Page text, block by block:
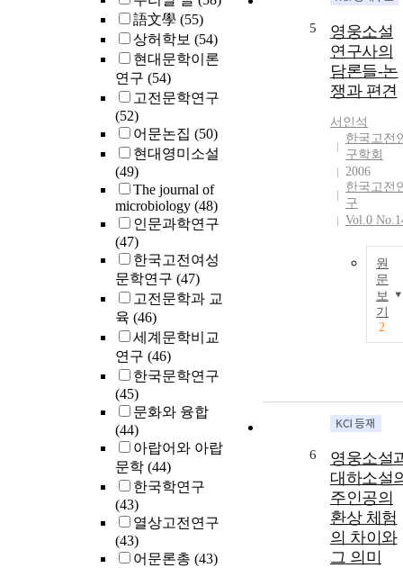
語文學 (55)
상허학보 (54)
현대문학이론
연구 (54)
고전문학연구
(52)
어문논집 (50)
현대영미소설
(49)
The journal of
microbiology (48)
인문과학연구
(47)
한국고전여성
문학연구 (47)
고전문학과 교
육 (46)
세계문학비교
연구 (46)
한국문학연구
(45)
문화와 융합
(44)
아랍어와 아랍
문학 (44)
한국학연구
(43)
열상고전연구
(43)
어문론총 (43)
5
영웅소설
연구사의
담론들-논
쟁과 편견
서인석
한국고전
구학회
2006
한국고전
구
Vol.0
원
문
보
기
2
6
영웅소설
대하소설
주인공의
환상 체험
의 차이와
그 의미